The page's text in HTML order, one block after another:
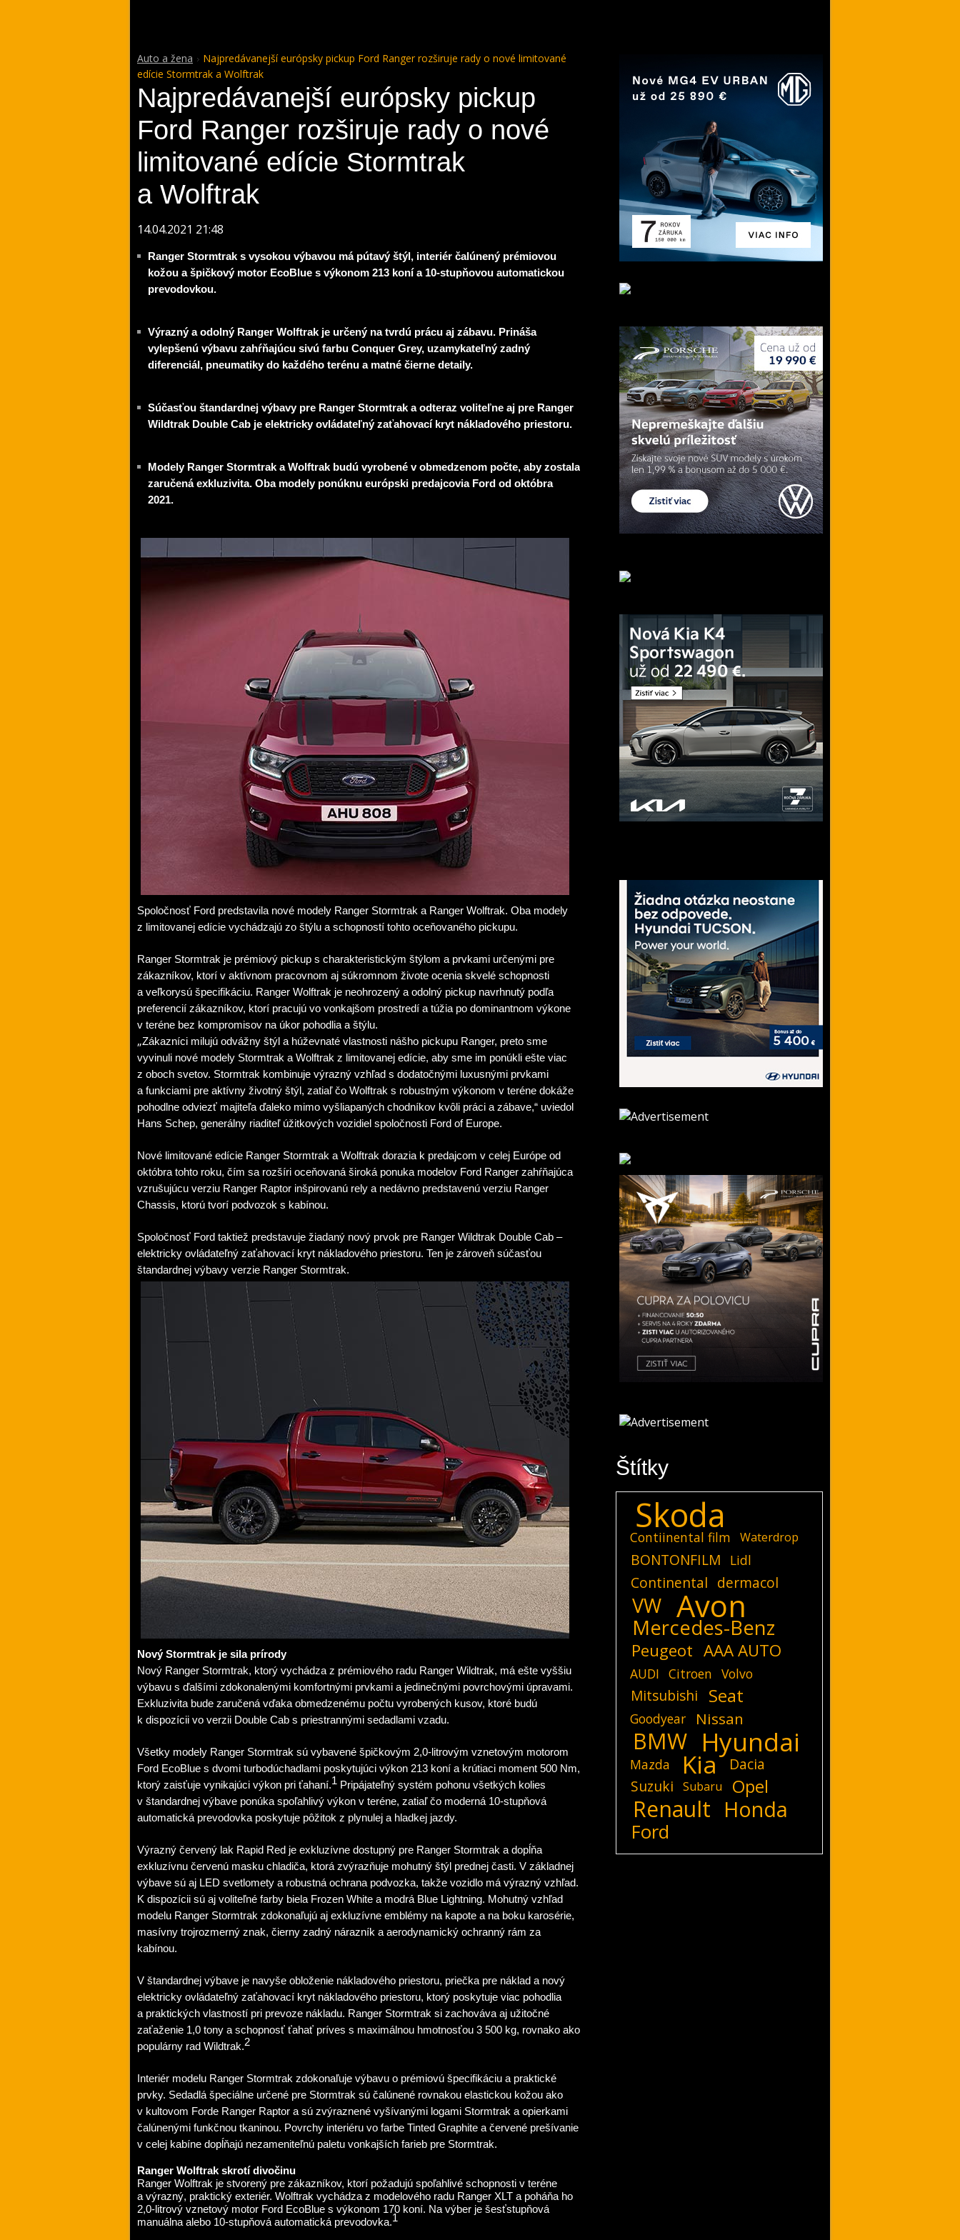
Auto a žena
Najpredávanejší európsky pickup Ford Ranger rozširuje rady o nové limitované
edície Stormtrak a Wolftrak
Najpredávanejší európsky pickup
Ford Ranger rozširuje rady o nové
limitované edície Stormtrak
a Wolftrak
14.04.2021 21:48
Ranger Stormtrak s vysokou výbavou má pútavý štýl, interiér čalúnený prémiovou
kožou a špičkový motor EcoBlue s výkonom 213 koní a 10-stupňovou automatickou
prevodovkou.
Výrazný a odolný Ranger Wolftrak je určený na tvrdú prácu aj zábavu. Prináša
vylepšenú výbavu zahŕňajúcu sivú farbu Conquer Grey, uzamykateľný zadný
diferenciál, pneumatiky do každého terénu a matné čierne detaily.
Súčasťou štandardnej výbavy pre Ranger Stormtrak a odteraz voliteľne aj pre Ranger
Wildtrak Double Cab je elektricky ovládateľný zaťahovací kryt nákladového priestoru.
Modely Ranger Stormtrak a Wolftrak budú vyrobené v obmedzenom počte, aby zostala
zaručená exkluzivita. Oba modely ponúknu európski predajcovia Ford od októbra
2021.
Spoločnosť Ford predstavila nové modely Ranger Stormtrak a Ranger Wolftrak. Oba modely
z limitovanej edície vychádzajú zo štýlu a schopností tohto oceňovaného pickupu.
Ranger Stormtrak je prémiový pickup s charakteristickým štýlom a prvkami určenými pre
zákazníkov, ktorí v aktívnom pracovnom aj súkromnom živote ocenia skvelé schopnosti
a veľkorysú špecifikáciu. Ranger Wolftrak je neohrozený a odolný pickup navrhnutý podľa
preferencií zákazníkov, ktorí pracujú vo vonkajšom prostredí a túžia po dominantnom výkone
v teréne bez kompromisov na úkor pohodlia a štýlu.
„Zákazníci milujú odvážny štýl a húževnaté vlastnosti nášho pickupu Ranger, preto sme
vyvinuli nové modely Stormtrak a Wolftrak z limitovanej edície, aby sme im ponúkli ešte viac
z oboch svetov. Stormtrak kombinuje výrazný vzhľad s dodatočnými luxusnými prvkami
a funkciami pre aktívny životný štýl, zatiaľ čo Wolftrak s robustným výkonom v teréne dokáže
pohodlne odviezť majiteľa ďaleko mimo vyšliapaných chodníkov kvôli práci a zábave,“ uviedol
Hans Schep, generálny riaditeľ úžitkových vozidiel spoločnosti Ford of Europe.
Nové limitované edície Ranger Stormtrak a Wolftrak dorazia k predajcom v celej Európe od
októbra tohto roku, čím sa rozšíri oceňovaná široká ponuka modelov Ford Ranger zahŕňajúca
vzrušujúcu verziu Ranger Raptor inšpirovanú rely a nedávno predstavenú verziu Ranger
Chassis, ktorú tvorí podvozok s kabínou.
Spoločnosť Ford taktiež predstavuje žiadaný nový prvok pre Ranger Wildtrak Double Cab –
elektricky ovládateľný zaťahovací kryt nákladového priestoru. Ten je zároveň súčasťou
štandardnej výbavy verzie Ranger Stormtrak.
Nový Stormtrak je sila prírody
Nový Ranger Stormtrak, ktorý vychádza z prémiového radu Ranger Wildtrak, má ešte vyššiu
výbavu s ďalšími zdokonalenými komfortnými prvkami a jedinečnými povrchovými úpravami.
Exkluzivita bude zaručená vďaka obmedzenému počtu vyrobených kusov, ktoré budú
k dispozícii vo verzii Double Cab s priestrannými sedadlami vzadu.
Všetky modely Ranger Stormtrak sú vybavené špičkovým 2,0-litrovým vznetovým motorom
Ford EcoBlue s dvomi turbodúchadlami poskytujúci výkon 213 koní a krútiaci moment 500 Nm,
ktorý zaisťuje vynikajúci výkon pri ťahaní.1 Pripájateľný systém pohonu všetkých kolies
v štandardnej výbave ponúka spoľahlivý výkon v teréne, zatiaľ čo moderná 10-stupňová
automatická prevodovka poskytuje pôžitok z plynulej a hladkej jazdy.
Výrazný červený lak Rapid Red je exkluzívne dostupný pre Ranger Stormtrak a dopĺňa
exkluzívnu červenú masku chladiča, ktorá zvýrazňuje mohutný štýl prednej časti. V základnej
výbave sú aj LED svetlomety a robustná ochrana podvozka, takže vozidlo má výrazný vzhľad.
K dispozícii sú aj voliteľné farby biela Frozen White a modrá Blue Lightning. Mohutný vzhľad
modelu Ranger Stormtrak zdokonaľujú aj exkluzívne emblémy na kapote a na boku karosérie,
masívny trojrozmerný znak, čierny zadný nárazník a aerodynamický ochranný rám za
kabínou.
V štandardnej výbave je navyše obloženie nákladového priestoru, priečka pre náklad a nový
elektricky ovládateľný zaťahovací kryt nákladového priestoru, ktorý poskytuje viac pohodlia
a praktických vlastností pri prevoze nákladu. Ranger Stormtrak si zachováva aj užitočné
zaťaženie 1,0 tony a schopnosť ťahať príves s maximálnou hmotnosťou 3 500 kg, rovnako ako
populárny rad Wildtrak.2
Interiér modelu Ranger Stormtrak zdokonaľuje výbavu o prémiovú špecifikáciu a praktické
prvky. Sedadlá špeciálne určené pre Stormtrak sú čalúnené rovnakou elastickou kožou ako
v kultovom Forde Ranger Raptor a sú zvýraznené vyšívanými logami Stormtrak a opierkami
čalúnenými funkčnou tkaninou. Povrchy interiéru vo farbe Tinted Graphite a červené prešívanie
v celej kabíne dopĺňajú nezameniteľnú paletu vonkajších farieb pre Stormtrak.
Ranger Wolftrak skrotí divočinu
Ranger Wolftrak je stvorený pre zákazníkov, ktorí požadujú spoľahlivé schopnosti v teréne
a výrazný, praktický exteriér. Wolftrak vychádza z modelového radu Ranger XLT a poháňa ho
2,0-litrový vznetový motor Ford EcoBlue s výkonom 170 koní. Na výber je šesťstupňová
manuálna alebo 10-stupňová automatická prevodovka.1
Štítky
Skoda
Contiinental film Waterdrop
BONTONFILM Lidl
Continental dermacol
VW Avon
Mercedes-Benz
Peugeot AAA AUTO
AUDI Citroen Volvo
Mitsubishi Seat
Goodyear Nissan
BMW Hyundai
Mazda Kia
Dacia
Suzuki
Subaru Opel
Renault Honda
Ford